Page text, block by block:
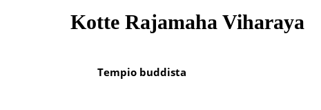
Kotte Rajamaha Viharaya
Tempio buddista